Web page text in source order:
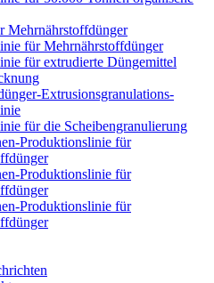
Mehrnährstoffdünger
für Mehrnährstoffdünger
für extrudierte Düngemittel
Extrusionsgranulations-
für die Scheibengranulierung
Produktionslinie für
Produktionslinie für
Produktionslinie für